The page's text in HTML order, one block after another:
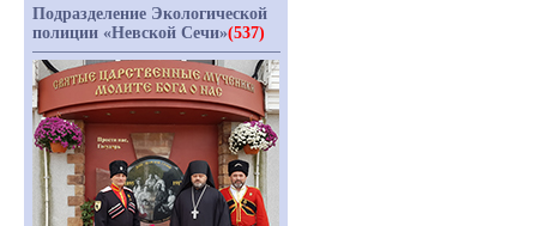
Подразделение Экологической
полиции «Невской Сечи»(537)